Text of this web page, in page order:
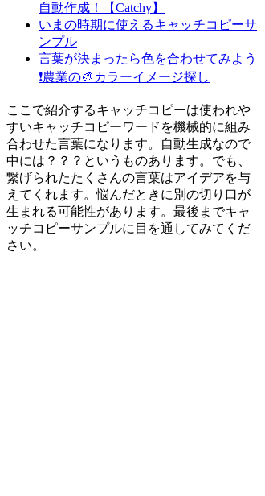
自動作成！【Catchy】
いまの時期に使えるキャッチコピーサ
ンプル
言葉が決まったら色を合わせてみよう
❗農業の🎨カラーイメージ探し
ここで紹介するキャッチコピーは使われや
すいキャッチコピーワードを機械的に組み
合わせた言葉になります。自動生成なので
中には？？？というものあります。でも、
繋げられたたくさんの言葉はアイデアを与
えてくれます。悩んだときに別の切り口が
生まれる可能性があります。最後までキャ
ッチコピーサンプルに目を通してみてくだ
さい。